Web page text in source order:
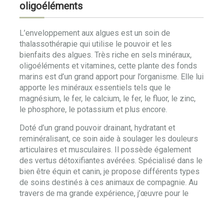
oligoéléments
L’enveloppement aux algues est un soin de
thalassothérapie qui utilise le pouvoir et les
bienfaits des algues. Très riche en sels minéraux,
oligoéléments et vitamines, cette plante des fonds
marins est d’un grand apport pour l’organisme. Elle lui
apporte les minéraux essentiels tels que le
magnésium, le fer, le calcium, le fer, le fluor, le zinc,
le phosphore, le potassium et plus encore.
Doté d’un grand pouvoir drainant, hydratant et
reminéralisant, ce soin aide à soulager les douleurs
articulaires et musculaires. Il possède également
des vertus détoxifiantes avérées. Spécialisé dans le
bien être équin et canin, je propose différents types
de soins destinés à ces animaux de compagnie. Au
travers de ma grande expérience, j’œuvre pour le